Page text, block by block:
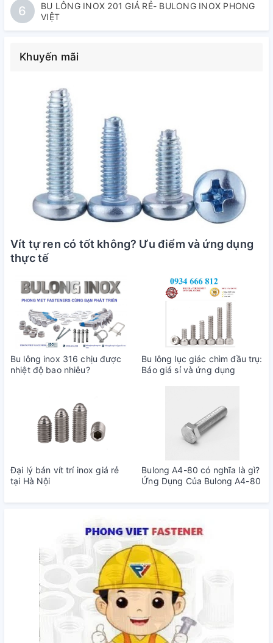
6
BU LÔNG INOX 201 GIÁ RẺ- BULONG INOX PHONG
VIỆT
Khuyến mãi
Vít tự ren có tốt không? Ưu điểm và ứng dụng
thực tế
Bu lông inox 316 chịu được
nhiệt độ bao nhiêu?
Bu lông lục giác chìm đầu trụ:
Báo giá sỉ và ứng dụng
Đại lý bán vít trí inox giá rẻ
tại Hà Nội
Bulong A4-80 có nghĩa là gì?
Ứng Dụng Của Bulong A4-80